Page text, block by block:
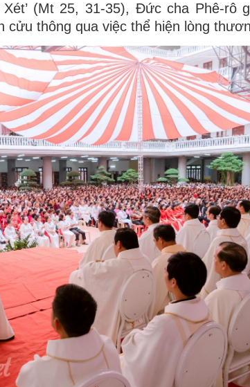
(Mt 25, 31-35), Đức cha Phê-rô
thông qua việc thể hiện lòng